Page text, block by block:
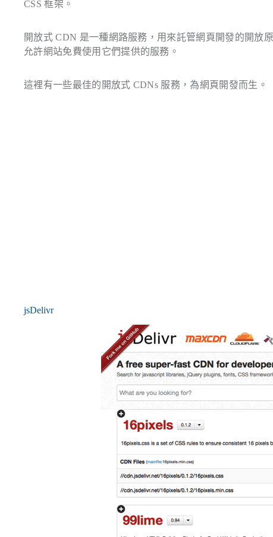
CSS 框架。
開放式 CDN 是一種網路服務，用來託管網頁開發的開放
允許網站免費使用它們提供的服務。
這裡有一些最佳的開放式 CDNs 服務，為網頁開發而生。
jsDelivr